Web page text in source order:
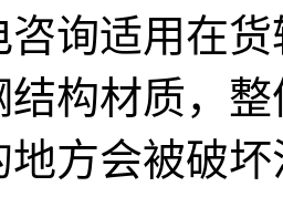
咨询适用在
结构材质，
地方会被破